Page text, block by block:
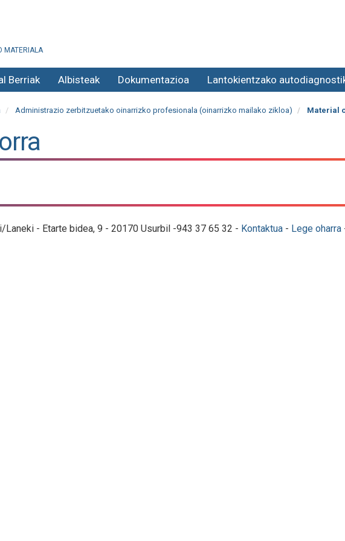
MATERIALA
Berriak Albisteak Dokumentazioa Lantokientzako
Administrazio zerbitzuetako oinarrizko profesionala (oinarrizko mailako zikloa) Material
Laneki - Etarte bidea, 9 - 20170 Usurbil -943 37 65 32 - Kontaktua- Lege oharra